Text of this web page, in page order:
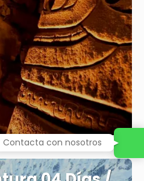
Ver
Contacta con nosotros